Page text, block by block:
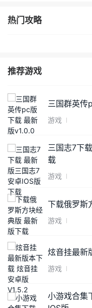
热门攻略
推荐游戏
三国群英传
游戏
三国志7下
载
游戏
下载俄罗斯
游戏
炫音挂最新
游戏
小游戏合集